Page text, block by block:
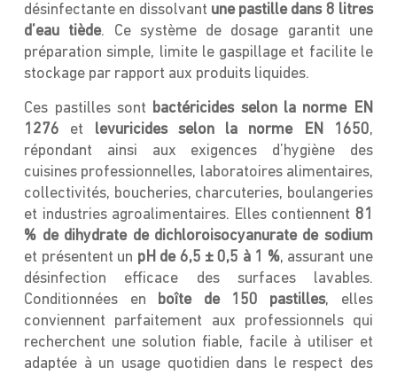
désinfectante en dissolvant une pastille dans 8 litres
d’eau tiède. Ce système de dosage garantit une
préparation simple, limite le gaspillage et facilite le
stockage par rapport aux produits liquides.
Ces pastilles sont bactéricides selon la norme EN
1276 et levuricides selon la norme EN 1650,
répondant ainsi aux exigences d’hygiène des
cuisines professionnelles, laboratoires alimentaires,
collectivités, boucheries, charcuteries, boulangeries
et industries agroalimentaires. Elles contiennent 81
% de dihydrate de dichloroisocyanurate de sodium
et présentent un pH de 6,5 ± 0,5 à 1 %, assurant une
désinfection efficace des surfaces lavables.
Conditionnées en boîte de 150 pastilles, elles
conviennent parfaitement aux professionnels qui
recherchent une solution fiable, facile à utiliser et
adaptée à un usage quotidien dans le respect des